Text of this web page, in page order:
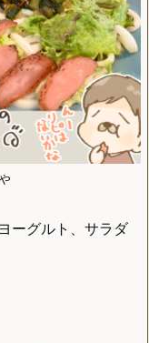
ーグルト、サラダ